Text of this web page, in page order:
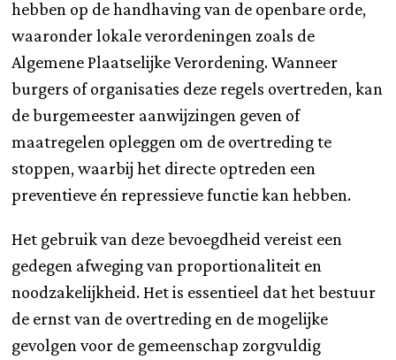
hebben op de handhaving van de openbare orde,
waaronder lokale verordeningen zoals de
Algemene Plaatselijke Verordening. Wanneer
burgers of organisaties deze regels overtreden, kan
de burgemeester aanwijzingen geven of
maatregelen opleggen om de overtreding te
stoppen, waarbij het directe optreden een
preventieve én repressieve functie kan hebben.
Het gebruik van deze bevoegdheid vereist een
gedegen afweging van proportionaliteit en
noodzakelijkheid. Het is essentieel dat het bestuur
de ernst van de overtreding en de mogelijke
gevolgen voor de gemeenschap zorgvuldig